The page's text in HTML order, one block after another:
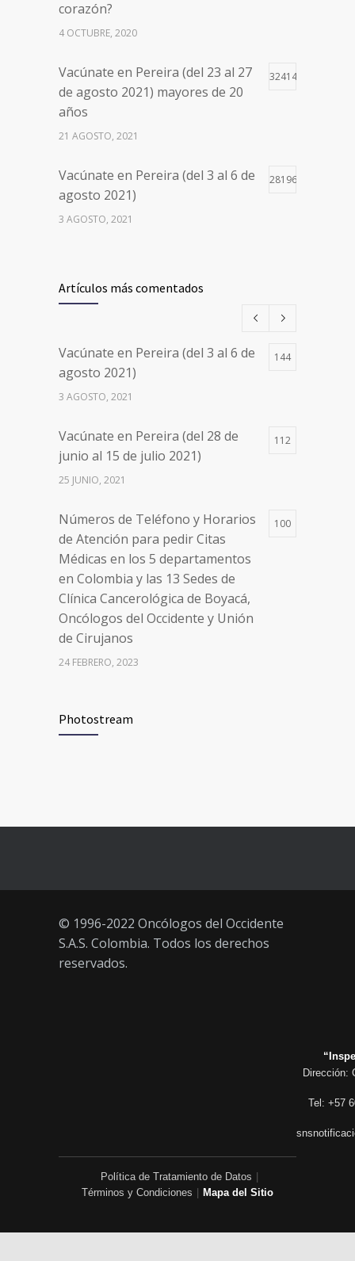
corazón?
4 OCTUBRE, 2020
Vacúnate en Pereira (del 23 al 27
de agosto 2021) mayores de 20
años
32414
21 AGOSTO, 2021
Vacúnate en Pereira (del 3 al 6 de
agosto 2021)
28196
3 AGOSTO, 2021
de agosto 2021) mayores de 20
años
Números de Teléfono y Horarios
de Atención para pedir Citas
Médicas en los 5 departamentos
Clínica Cancerológica de Boyacá,
Oncólogos del Occidente y Unión
de Cirujanos
Artículos más comentados
Vacúnate en Pereira (del 3 al 6 de
agosto 2021)
144
3 AGOSTO, 2021
Vacúnate en Pereira (del 28 de
junio al 15 de julio 2021)
112
25 JUNIO, 2021
Números de Teléfono y Horarios
de Atención para pedir Citas
Médicas en los 5 departamentos
en Colombia y las 13 Sedes de
Clínica Cancerológica de Boyacá,
Oncólogos del Occidente y Unión
de Cirujanos
100
24 FEBRERO, 2023
junio 2021)
años
Photostream
© 1996-2022 Oncólogos del Occidente
S.A.S. Colombia. Todos los derechos
reservados.
Dirección:
Tel: +57
Política de Tratamiento de Datos
Términos y Condiciones
Mapa del Sitio